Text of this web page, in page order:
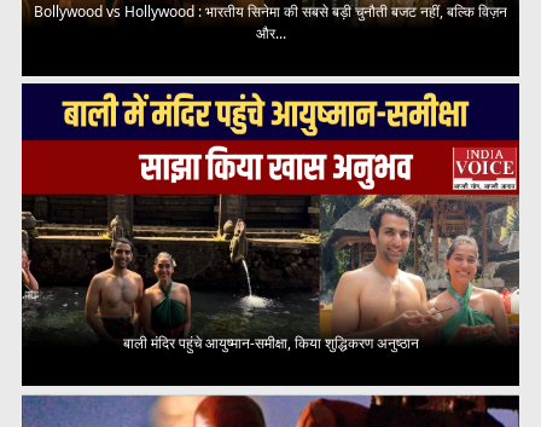
Bollywood vs Hollywood : भारतीय सिनेमा की सबसे बड़ी चुनौती बजट नहीं, बल्कि विज़न
और...
बाली मंदिर पहुंचे आयुष्मान-समीक्षा, किया शुद्धिकरण अनुष्ठान